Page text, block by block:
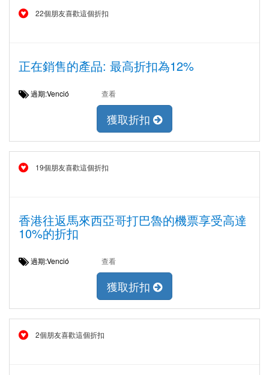
22個朋友喜歡這個折扣
正在銷售的產品: 最高折扣為12%
過期:Venció 查看
獲取折扣
19個朋友喜歡這個折扣
香港往返馬來西亞哥打巴魯的機票享受高達
10%的折扣
過期:Venció 查看
獲取折扣
2個朋友喜歡這個折扣